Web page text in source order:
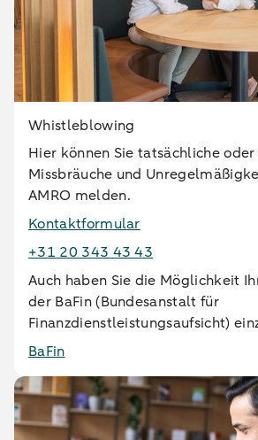
Whistleblowing
Hier können Sie tatsächliche
Missbräuche und
AMRO melden.
Kontaktformular
+31 20 343 43 43
Auch haben Sie die Möglichkeit
der BaFin (Bundesanstalt für
Finanzdienstleistungsaufsicht)
BaFin